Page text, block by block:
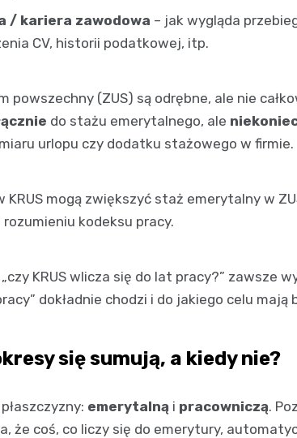
/ kariera zawodowa – jak wygląda
CV, historii podatkowej, itp.
powszechny (ZUS) są odrębne, ale nie
do stażu emerytalnego, ale
urlopu czy dodatku stażowego w firmie.
KRUS mogą zwiększyć staż emerytalny w
kodeksu pracy.
KRUS wlicza się do lat pracy?” zawsze
dokładnie chodzi i do jakiego celu mają
się sumują, a kiedy nie?
emerytalną i pracowniczą.
że coś, co liczy się do emerytury,